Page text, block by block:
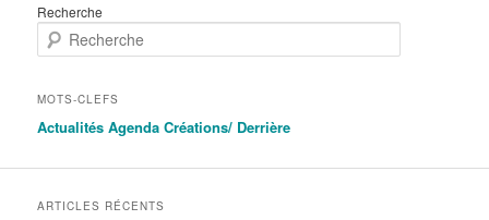
Recherche
MOTS-CLEFS
Actualités Agenda Créations/ Derrière
ARTICLES RÉCENTS